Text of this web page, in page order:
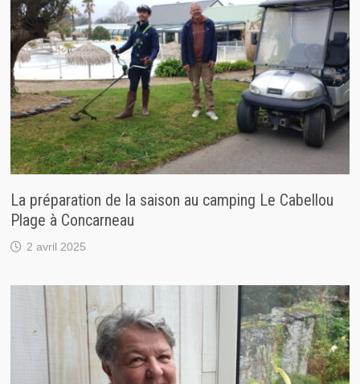
La préparation de la saison au camping Le Cabellou
Plage à Concarneau
2 avril 2025